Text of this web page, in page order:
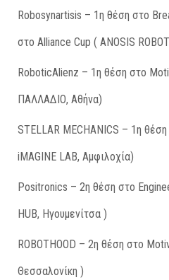
Robosynartisis – 1η θέση στο
στο Alliance Cup ( ANOSIS
RoboticAlienz – 1η θέση στο
ΠΑΛΛΑΔΙΟ, Αθήνα)
STELLAR MECHANICS – 1η
iMAGINE LAB, Αμφιλοχία)
Positronics – 2η θέση στο
HUB, Ηγουμενίτσα )
ROBOTHOOD – 2η θέση στο
Θεσσαλονίκη )